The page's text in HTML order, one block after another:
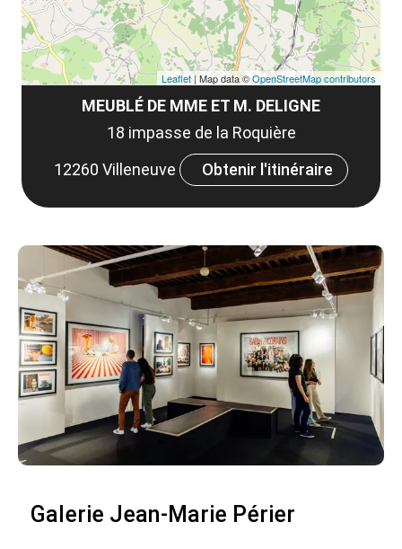
MEUBLÉ DE MME ET M. DELIGNE
18 impasse de la Roquière
12260 Villeneuve
Obtenir l'itinéraire
Leaflet | Map data ©OpenStreetMap contributors
Galerie Jean-Marie Périer